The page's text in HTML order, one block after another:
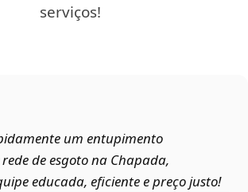
serviços!
um entupimento
de esgoto na Chapada,
educada, eficiente e preço justo!